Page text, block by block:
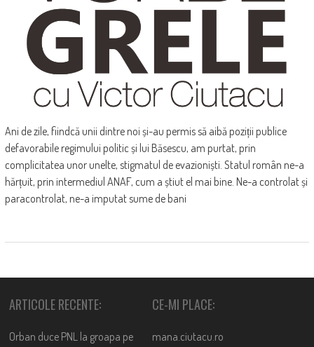
Ani de zile, fiindcă unii dintre noi și-au permis să aibă poziții publice
defavorabile regimului politic și lui Băsescu, am purtat, prin
complicitatea unor unelte, stigmatul de evazioniști. Statul român ne-a
hărțuit, prin intermediul ANAF, cum a știut el mai bine. Ne-a controlat și
paracontrolat, ne-a imputat sume de bani
ARTICOLE RECENTE:
Orban duce PNL la groapa pe
CE-MI PLACE:
mana.ciutacu.ro